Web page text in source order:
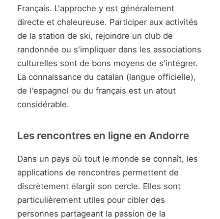
Français. L'approche y est généralement
directe et chaleureuse. Participer aux activités
de la station de ski, rejoindre un club de
randonnée ou s'impliquer dans les associations
culturelles sont de bons moyens de s'intégrer.
La connaissance du catalan (langue officielle),
de l'espagnol ou du français est un atout
considérable.
Les rencontres en ligne en Andorre
Dans un pays où tout le monde se connaît, les
applications de rencontres permettent de
discrètement élargir son cercle. Elles sont
particulièrement utiles pour cibler des
personnes partageant la passion de la